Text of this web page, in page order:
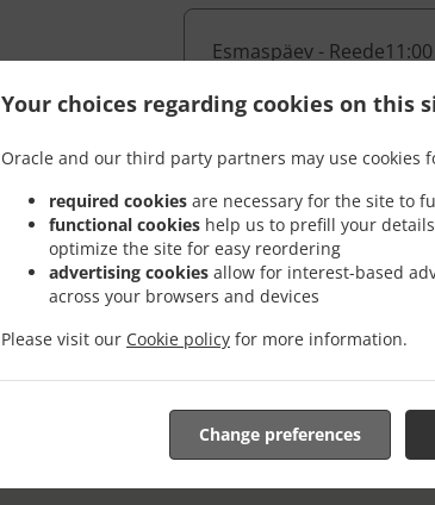
Your choices regarding cookies on this
Oracle and our third party partners may use cookies
required cookies are necessary for the site to
functional cookies help us to prefill your
optimize the site for easy reordering
advertising cookies allow for interest-based
across your browsers and devices
Please visit our Cookie policy for more information.
Change preferences
Esmaspäev - Reede